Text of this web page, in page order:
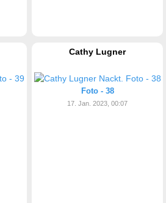
Cathy Lugner
Foto - 38
17. Jan. 2023, 00:07